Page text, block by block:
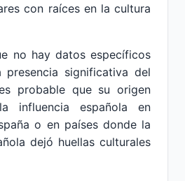
con raíces en la cultura
no hay datos específicos
presencia significativa del
probable que su origen
influencia española en
o en países donde la
dejó huellas culturales